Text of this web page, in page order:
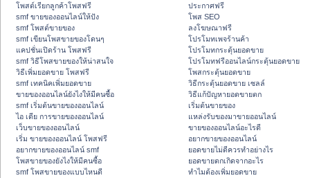
โพสต์เรียกลูกค้าโพสฟรี
smf ขายของออนไลน์ให้ปัง
smf โพสต์ขายของ
smf เขียนโพสขายของโดนๆ
แคปชั่นเปิดร้าน โพสฟรี
smf วิธีโพสขายของให้น่าสนใจ
วิธีเพิ่มยอดขาย โพสฟรี
smf เทคนิคเพิ่มยอดขาย
ขายของออนไลน์ยังไงให้มีคนซื้อ
smf เริ่มต้นขายของออนไลน์
ไอ เดีย การขายของออนไลน์
เว็บขายของออนไลน์
เริ่ม ขายของออนไลน์ โพสฟรี
อยากขายของออนไลน์ smf
โพสขายของยังไงให้มีคนซื้อ
smf โพสขายของแบบไหนดี
ประกาศฟรี
โพส SEO
ลงโฆษณาฟรี
โปรโมทเพจร้านค้า
โปรโมทกระตุ้นยอดขาย
โปรโมทฟรีออนไลน์กระตุ้นยอดขาย
โพสกระตุ้นยอดขาย
วิธีกระตุ้นยอดขาย เซลล์
วิธีแก้ปัญหายอดขายตก
เริ่มต้นขายของ
แหล่งรับของมาขายออนไลน์
ขายของออนไลน์อะไรดี
อยากขายของออนไลน์
ยอดขายไม่ดีควรทำอย่างไร
ยอดขายตกเกิดจากอะไร
ทำไมต้องเพิ่มยอดขาย